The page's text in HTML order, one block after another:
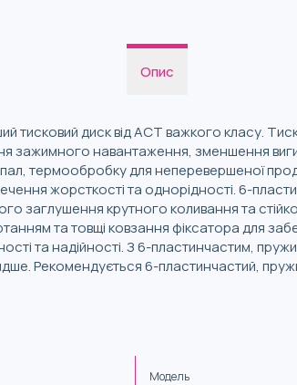
Опис
тисковий диск від ACT важкого класу.
зажимного навантаження, зменшення
термообробку для неперевершеної
жорсткості та однорідності. 6-
заглушення крутного коливання та
та товщі ковзання фіксатора для
та надійності. З 6-пластинчастим,
Рекомендується 6-пластинчастий,
Модель